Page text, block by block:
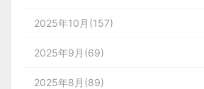
2025年10月(157)
2025年9月(69)
2025年8月(89)